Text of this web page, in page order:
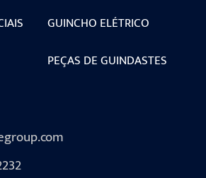
GUINCHO ELÉTRICO
PEÇAS DE GUINDASTES